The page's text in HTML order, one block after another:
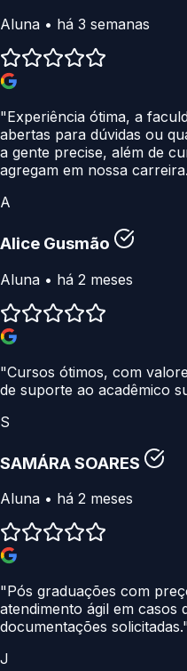
Aluna • há 3 semanas
"Experiência ótima, a
abertas para dúvidas ou
a gente precise, além de
agregam em nossa
A
Alice Gusmão
Aluna • há 2 meses
"Cursos ótimos, com
de suporte ao acadêmico
S
SAMÁRA SOARES
Aluna • há 2 meses
"Pós graduações com
atendimento ágil em casos
documentações
J